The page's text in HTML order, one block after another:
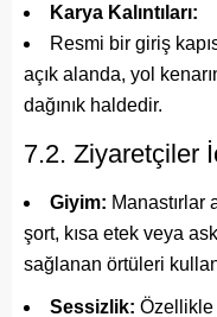
Karya Kalıntıları:
Resmi bir giriş
açık alanda, yol
dağınık haldedir.
7.2. Ziyaretçiler
Giyim: Manastırlar
şort, kısa etek veya
sağlanan örtüleri
Sessizlik: